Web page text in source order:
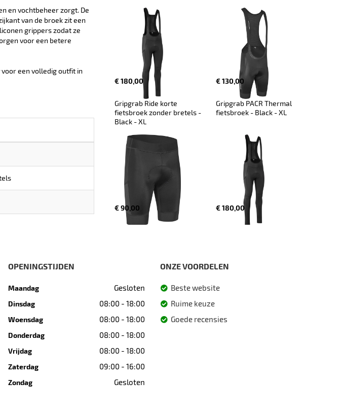
en vochtbeheer zorgt. De
van de broek zit een
grippers zodat ze
voor een betere
voor een volledig outfit in
€ 180,00 € 130,00
Gripgrab Ride korte
fietsbroek zonder bretels -
Black - XL
€ 90,00
Gripgrab PACR Thermal
fietsbroek - Black - XL
€ 180,00
OPENINGSTIJDEN
Maandag Gesloten
Dinsdag 08:00 - 18:00
Woensdag 08:00 - 18:00
Donderdag 08:00 - 18:00
Vrijdag 08:00 - 18:00
Zaterdag 09:00 - 16:00
Zondag Gesloten
ONZE VOORDELEN
Beste website
Ruime keuze
Goede recensies